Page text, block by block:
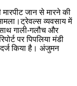
जान से मारने की
व्यवसाय में
गाली-गलौच और
पर पिपलिया मंडी
किया है। अंजुमन